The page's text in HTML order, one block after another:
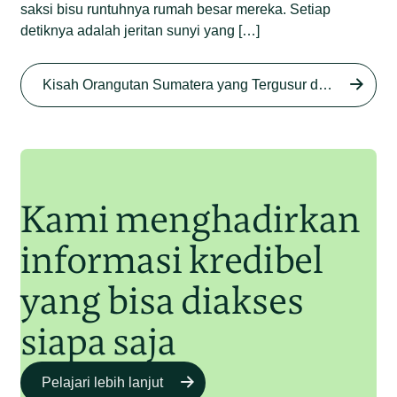
Sumatera di Rawa Tripa
Junaidi Hanafiah 27 Agu 2025
Begini Modus Perburuan
saksi bisu runtuhnya rumah besar mereka. Setiap
detiknya adalah jeritan sunyi yang […]
Kisah Orangutan Sumatera yang Tergusur dari Rumah Sendiri series
Kami menghadirkan
informasi kredibel
yang bisa diakses
siapa saja
Pelajari lebih lanjut